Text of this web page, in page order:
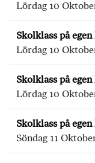
Lördag 10
Skolklass på
Lördag 10
Skolklass på
Lördag 10
Skolklass på
Söndag 11